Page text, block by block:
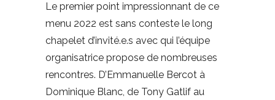
Le premier point impressionnant de ce
menu 2022 est sans conteste le long
chapelet d’invité.e.s avec qui l’équipe
organisatrice propose de nombreuses
rencontres. D’Emmanuelle Bercot à
Dominique Blanc, de Tony Gatlif au